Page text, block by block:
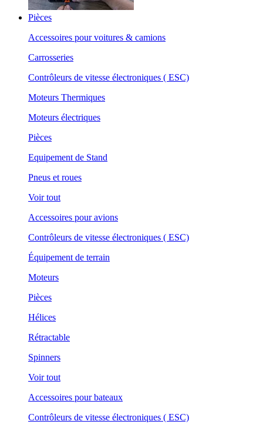
Pièces
Accessoires pour voitures & camions
Carrosseries
Contrôleurs de vitesse électroniques ( ESC)
Moteurs Thermiques
Moteurs électriques
Pièces
Equipement de Stand
Pneus et roues
Voir tout
Accessoires pour avions
Contrôleurs de vitesse électroniques ( ESC)
Équipement de terrain
Moteurs
Pièces
Hélices
Rétractable
Spinners
Voir tout
Accessoires pour bateaux
Contrôleurs de vitesse électroniques ( ESC)